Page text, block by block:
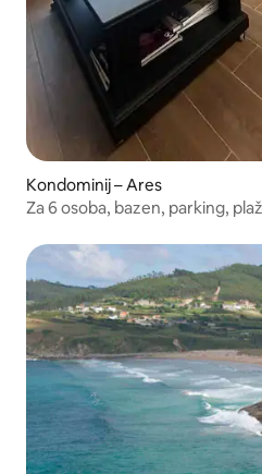
Kondominij – Ares
Za 6 osoba, bazen, parking,